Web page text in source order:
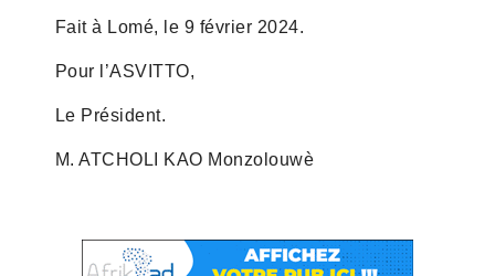
Fait à Lomé, le 9 février 2024.
Pour l’ASVITTO,
Le Président.
M. ATCHOLI KAO Monzolouwè